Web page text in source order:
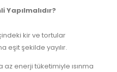
Yapılmalıdır?
kir ve tortular
eşit şekilde yayılır.
az enerji tüketimiyle ısınma